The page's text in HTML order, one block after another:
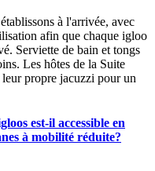
à l'arrivée, avec
afin que chaque igloo
Serviette de bain et tongs
Les hôtes de la Suite
propre jacuzzi pour un
est-il accessible en
à mobilité réduite?